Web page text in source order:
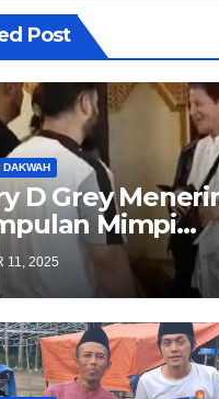
Post
DAKWAH
D Grey
Mimpi
Qasim
11, 2025